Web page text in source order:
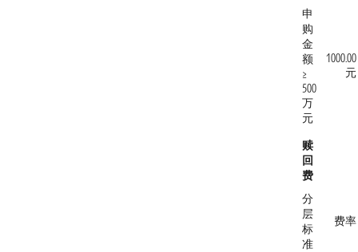
申
购
金
额
≥
500
万
元
1000.00
元
赎
回
费
分
层
标
准
费率